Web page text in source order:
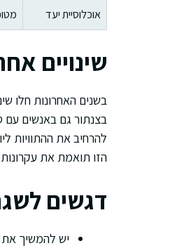
אוכלוסיית יעד
שינויים
בשנים האחרונות חלו
בצנתור גם באנשים עם
להרחיב את ההתוויות
הזו תואמת את
דגשים
יש להמשיך את